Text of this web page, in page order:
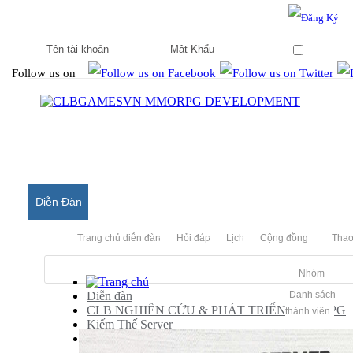
Follow us on
Diễn Đàn
Trang chủ diễn đàn Hỏi đáp Lịch Cộng đồng
Nhóm
Danh sách
thành viên
Diễn đàn
CLB NGHIÊN CỨU & PHÁT TRIỂN MMORPG
Kiếm Thế Server
Releases